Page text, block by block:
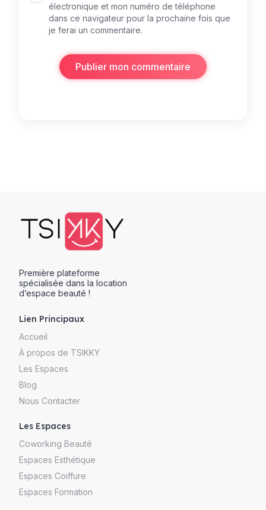
électronique et mon numéro de téléphone
dans ce navigateur pour la prochaine fois que
je ferai un commentaire.
Publier mon commentaire
Première plateforme
spécialisée dans la location
d’espace beauté !
Lien Principaux
Accueil
À propos de TSIKKY
Les Espaces
Blog
Nous Contacter
Les Espaces
Coworking Beauté
Espaces Esthétique
Espaces Coiffure
Espaces Formation